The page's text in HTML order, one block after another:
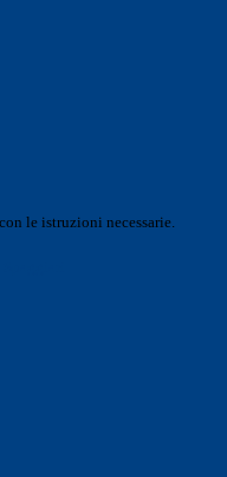
le istruzioni necessarie.